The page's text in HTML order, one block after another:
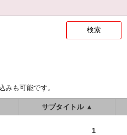
みも可能です。
サブタイトル ▲
1